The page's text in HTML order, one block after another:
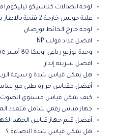
لوحة اتصالات كلاسيكو تيليكوم
علبة جويس خارجة 2 فتحة بالاطار مقاسات محدد
لوحة خارج الحائط بورصان
افضل عداد فولت NP
وحدة توزيع رباعي اونيكا 80 أمبير Low Type
افضل سرينه إنذار
هل يمكن قياس شدة و سرعة
أفضل مقياس حرارة طبي مع شاشة
كيف يمكن قياس مستوى الصوت؟
جهاز قياس رقمي شامل متعدد
أفضل قلم جهاز قياس الجهد
هل يمكن قياس شدة الاضاءة ؟